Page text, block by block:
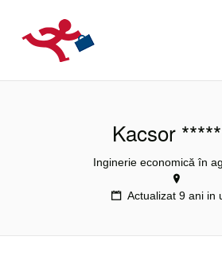
Kacsor
Inginerie economică în
Actualizat 9 ani in